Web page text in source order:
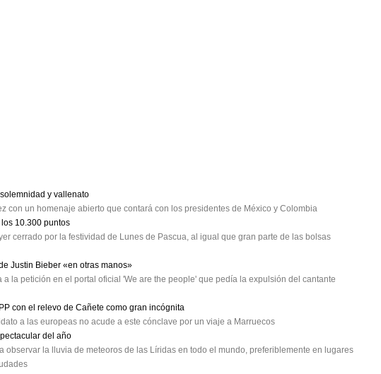
y vallenato
con un homenaje abierto que contará con los presidentes de México y Colombia
10.300 puntos
cerrado por la festividad de Lunes de Pascua, al igual que gran parte de las bolsas
Justin Bieber «en otras manos»
a la petición en el portal oficial 'We are the people' que pedía la expulsión del cantante
con el relevo de Cañete como gran incógnita
a las europeas no acude a este cónclave por un viaje a Marruecos
del año
observar la lluvia de meteoros de las Líridas en todo el mundo, preferiblemente en lugares